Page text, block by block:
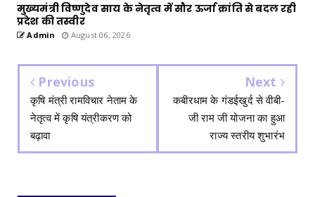
मुख्यमंत्री विष्णुदेव साय के नेतृत्व में सौर ऊर्जा क्रांति से बदल रही
प्रदेश की तस्वीर
Admin August 06, 2026
Previous
कृषि मंत्री रामविचार नेताम के
नेतृत्व में कृषि यंत्रीकरण को
बढ़ावा
Next
कबीरधाम के गंडईखुर्द से वीबी-
जी राम जी योजना का हुआ
राज्य स्तरीय शुभारंभ